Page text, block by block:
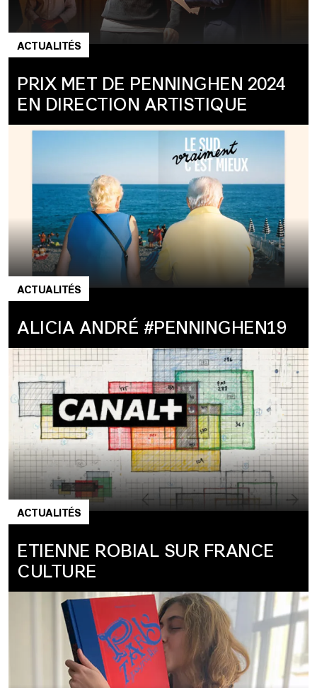
ACTUALITÉS
PRIX MET DE PENNINGHEN 2024
EN DIRECTION ARTISTIQUE
ACTUALITÉS
ALICIA ANDRÉ #PENNINGHEN19
ACTUALITÉS
ETIENNE ROBIAL SUR FRANCE
CULTURE